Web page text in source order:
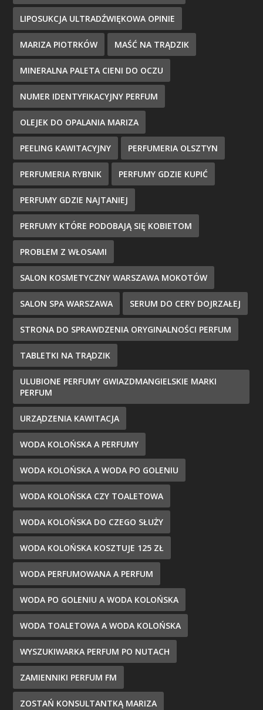
LIPOSUKCJA ULTRADŹWIĘKOWA OPINIE
MARIZA PIOTRKÓW MAŚĆ NA TRĄDZIK
MINERALNA PALETA CIENI DO OCZU
NUMER IDENTYFIKACYJNY PERFUM
OLEJEK DO OPALANIA MARIZA
PEELING KAWITACYJNY PERFUMERIA OLSZTYN
PERFUMERIA RYBNIK PERFUMY GDZIE KUPIĆ
PERFUMY GDZIE NAJTANIEJ
PERFUMY KTÓRE PODOBAJĄ SIĘ KOBIETOM
PROBLEM Z WŁOSAMI
SALON KOSMETYCZNY WARSZAWA MOKOTÓW
SALON SPA WARSZAWA SERUM DO CERY DOJRZAŁEJ
STRONA DO SPRAWDZENIA ORYGINALNOŚCI PERFUM
TABLETKI NA TRĄDZIK
ULUBIONE PERFUMY GWIAZDMANGIELSKIE MARKI
PERFUM
URZĄDZENIA KAWITACJA
WODA KOLOŃSKA A PERFUMY
WODA KOLOŃSKA A WODA PO GOLENIU
WODA KOLOŃSKA CZY TOALETOWA
WODA KOLOŃSKA DO CZEGO SŁUŻY
WODA KOLOŃSKA KOSZTUJE 125 ZŁ
WODA PERFUMOWANA A PERFUM
WODA PO GOLENIU A WODA KOLOŃSKA
WODA TOALETOWA A WODA KOLOŃSKA
WYSZUKIWARKA PERFUM PO NUTACH
ZAMIENNIKI PERFUM FM
ZOSTAŃ KONSULTANTKĄ MARIZA